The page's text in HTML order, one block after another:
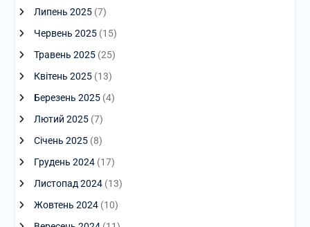
Липень 2025(7)
Червень 2025(15)
Травень 2025(25)
Квітень 2025(13)
Березень 2025(4)
Лютий 2025(7)
Січень 2025(8)
Грудень 2024(17)
Листопад 2024(13)
Жовтень 2024(10)